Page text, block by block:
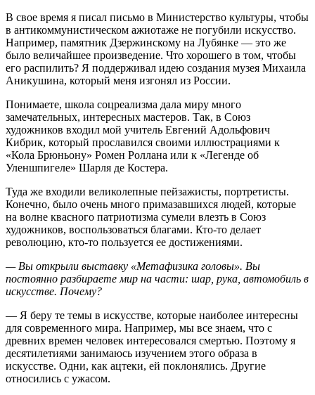
В свое время я писал письмо в Министерство культуры, чтобы
в антикоммунистическом ажиотаже не погубили искусство.
Например, памятник Дзержинскому на Лубянке — это же
было величайшее произведение. Что хорошего в том, чтобы
его распилить? Я поддерживал идею создания музея Михаила
Аникушина, который меня изгонял из России.
Понимаете, школа соцреализма дала миру много
замечательных, интересных мастеров. Так, в Союз
художников входил мой учитель Евгений Адольфович
Кибрик, который прославился своими иллюстрациями к
«Кола Брюньону» Ромен Роллана или к «Легенде об
Уленшпигеле» Шарля де Костера.
Туда же входили великолепные пейзажисты, портретисты.
Конечно, было очень много примазавшихся людей, которые
на волне квасного патриотизма сумели влезть в Союз
художников, воспользоваться благами. Кто-то делает
революцию, кто-то пользуется ее достижениями.
— Вы открыли выставку «Метафизика головы». Вы
постоянно разбираете мир на части: шар, рука, автомобиль в
искусстве. Почему?
— Я беру те темы в искусстве, которые наиболее интересны
для современного мира. Например, мы все знаем, что с
древних времен человек интересовался смертью. Поэтому я
десятилетиями занимаюсь изучением этого образа в
искусстве. Одни, как ацтеки, ей поклонялись. Другие
относились с ужасом.